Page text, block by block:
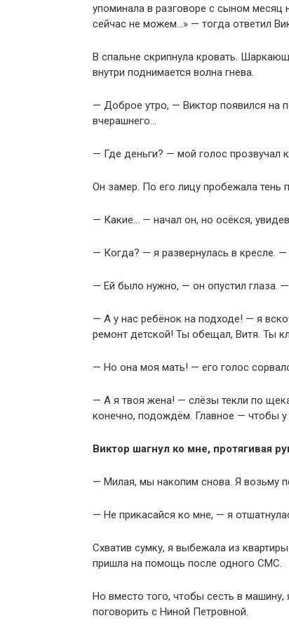
упоминала в разговоре с сыном
сейчас не можем…» — тогда ответил
В спальне скрипнула кровать.
внутри поднимается волна гнева.
— Доброе утро, — Виктор появился на
вчерашнего…
— Где деньги? — мой голос прозвучал
Он замер. По его лицу пробежала тень
— Какие… — начал он, но осёкся,
— Когда? — я развернулась в кресле.
— Ей было нужно, — он опустил глаза.
— А у нас ребёнок на подходе! — я
ремонт детской! Ты обещал, Витя. Ты
— Но она моя мать! — его голос
— А я твоя жена! — слёзы текли по
конечно, подождём. Главное — чтобы
Виктор шагнул ко мне, протягивая
— Милая, мы накопим снова. Я возьму
— Не прикасайся ко мне, — я
Схватив сумку, я выбежала из
пришла на помощь после одного СМС.
Но вместо того, чтобы сесть в
поговорить с Ниной Петровной.